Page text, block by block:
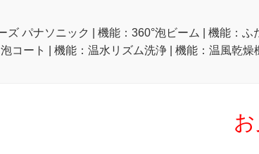
ズ パナソニック | 機能：360°泡ビーム | 機能：
コート | 機能：温水リズム洗浄 | 機能：温風乾燥